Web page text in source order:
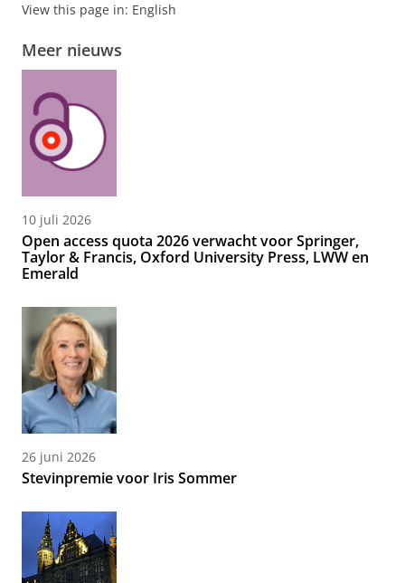
View this page in: English
Meer nieuws
10 juli 2026
Open access quota 2026 verwacht voor Springer,
Taylor & Francis, Oxford University Press, LWW en
Emerald
26 juni 2026
Stevinpremie voor Iris Sommer